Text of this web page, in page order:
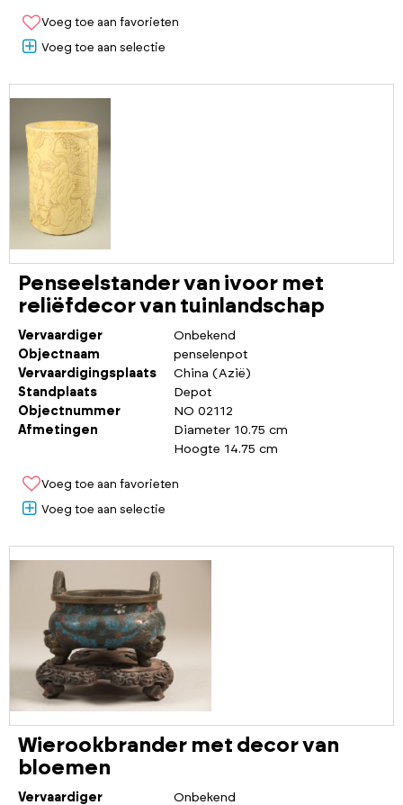
Voeg toe aan favorieten
Voeg toe aan selectie
Penseelstander van ivoor met
reliëfdecor van tuinlandschap
Vervaardiger
Onbekend
Objectnaam
penselenpot
Vervaardigingsplaats
China (Azië)
Standplaats
Depot
Objectnummer
NO 02112
Afmetingen
Diameter 10.75 cm
Hoogte 14.75 cm
Voeg toe aan favorieten
Voeg toe aan selectie
Wierookbrander met decor van
bloemen
Vervaardiger
Onbekend